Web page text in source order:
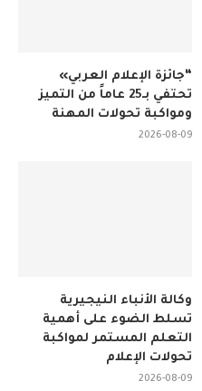
“جائزة الإعلام العربي»
تحتفي بـ25 عاماً من التميز
ومواكبة تحولات المهنة
2026-08-09
وكالة الأنباء النيجيرية
تسلط الضوء على أهمية
التعلم المستمر لمواكبة
تحولات الإعلام
2026-08-09